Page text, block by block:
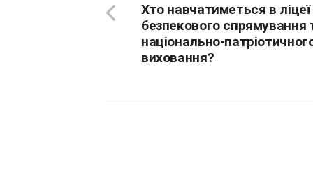
Хто навчатиметься в ліцеї
безпекового спрямування
національно-
виховання?